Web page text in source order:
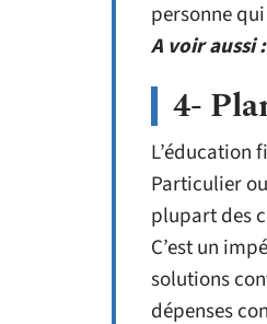
personne
A voir aussi :
4-
L’éducation
Particulier
plupart des
C’est un
solutions
dépenses